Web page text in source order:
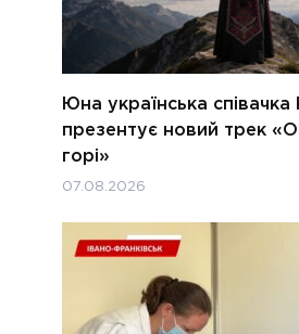
Юна українська співачка
презентує новий трек
горі»
07.08.2026